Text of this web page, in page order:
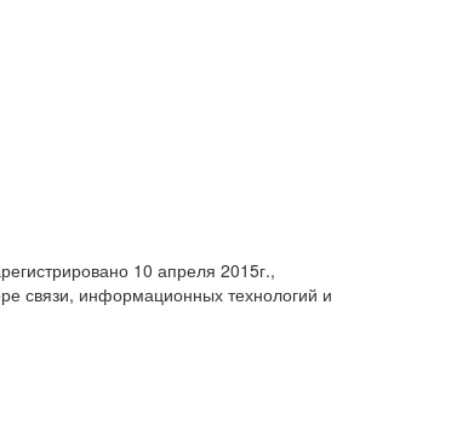
10 апреля 2015г.,
связи, информационных технологий и